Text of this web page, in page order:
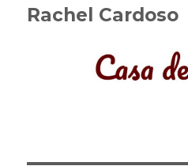
Rachel Cardoso